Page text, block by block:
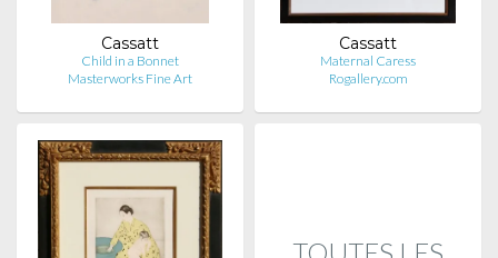
Cassatt
Child in a Bonnet
Masterworks Fine Art
Cassatt
Maternal Caress
Rogallery.com